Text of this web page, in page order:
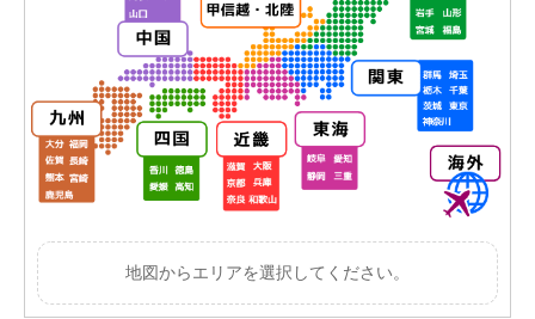
地図からエリアを選択してください。